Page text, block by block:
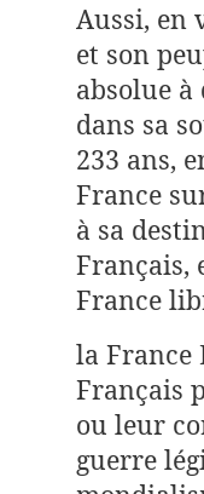
Aussi, en
et son
absolue à
dans sa
233 ans,
France
à sa
Français,
France
la France
Français
ou leur
guerre